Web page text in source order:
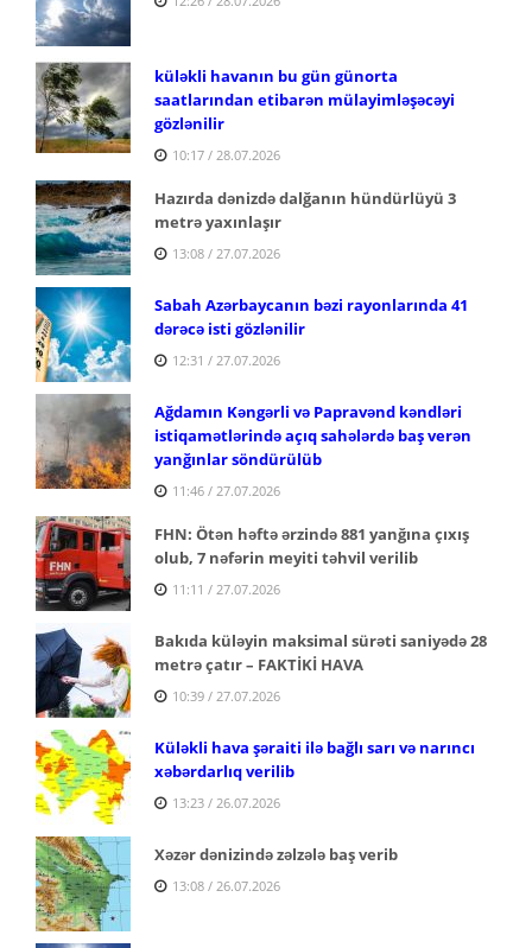
küləkli havanın bu gün günorta
saatlarından etibarən mülayimləşəcəyi
gözlənilir
10:17 / 28.07.2026
Hazırda dənizdə dalğanın hündürlüyü 3
metrə yaxınlaşır
13:08 / 27.07.2026
Sabah Azərbaycanın bəzi rayonlarında 41
dərəcə isti gözlənilir
12:31 / 27.07.2026
Ağdamın Kəngərli və Papravənd kəndləri
istiqamətlərində açıq sahələrdə baş verən
yanğınlar söndürülüb
11:46 / 27.07.2026
FHN: Ötən həftə ərzində 881 yanğına çıxış
olub, 7 nəfərin meyiti təhvil verilib
11:11 / 27.07.2026
Bakıda küləyin maksimal sürəti saniyədə 28
metrə çatır – FAKTİKİ HAVA
10:39 / 27.07.2026
Küləkli hava şəraiti ilə bağlı sarı və narıncı
xəbərdarlıq verilib
13:23 / 26.07.2026
Xəzər dənizində zəlzələ baş verib
13:08 / 26.07.2026